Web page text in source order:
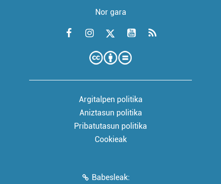
Nor gara
Argitalpen politika
Aniztasun politika
Pribatutasun politika
Cookieak
Babesleak: